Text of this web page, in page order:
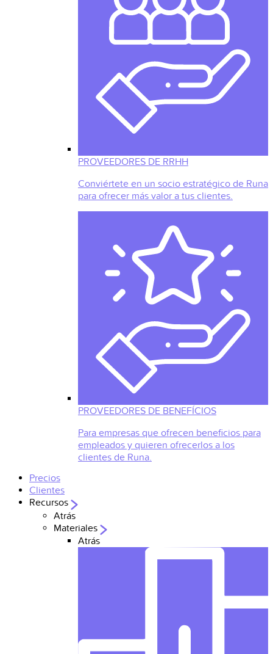
PROVEEDORES DE RRHH
Conviértete en un socio estratégico de Runa
para ofrecer más valor a tus clientes.
PROVEEDORES DE BENEFÍCIOS
Para empresas que ofrecen beneficios para
empleados y quieren ofrecerlos a los
clientes de Runa.
Precios
Clientes
Recursos
Atrás
Materiales
Atrás